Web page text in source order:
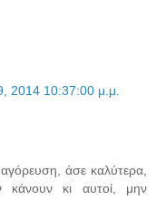
2014 10:37:00 μ.μ.
άσε καλύτερα,
κάνουν κι αυτοί, μην